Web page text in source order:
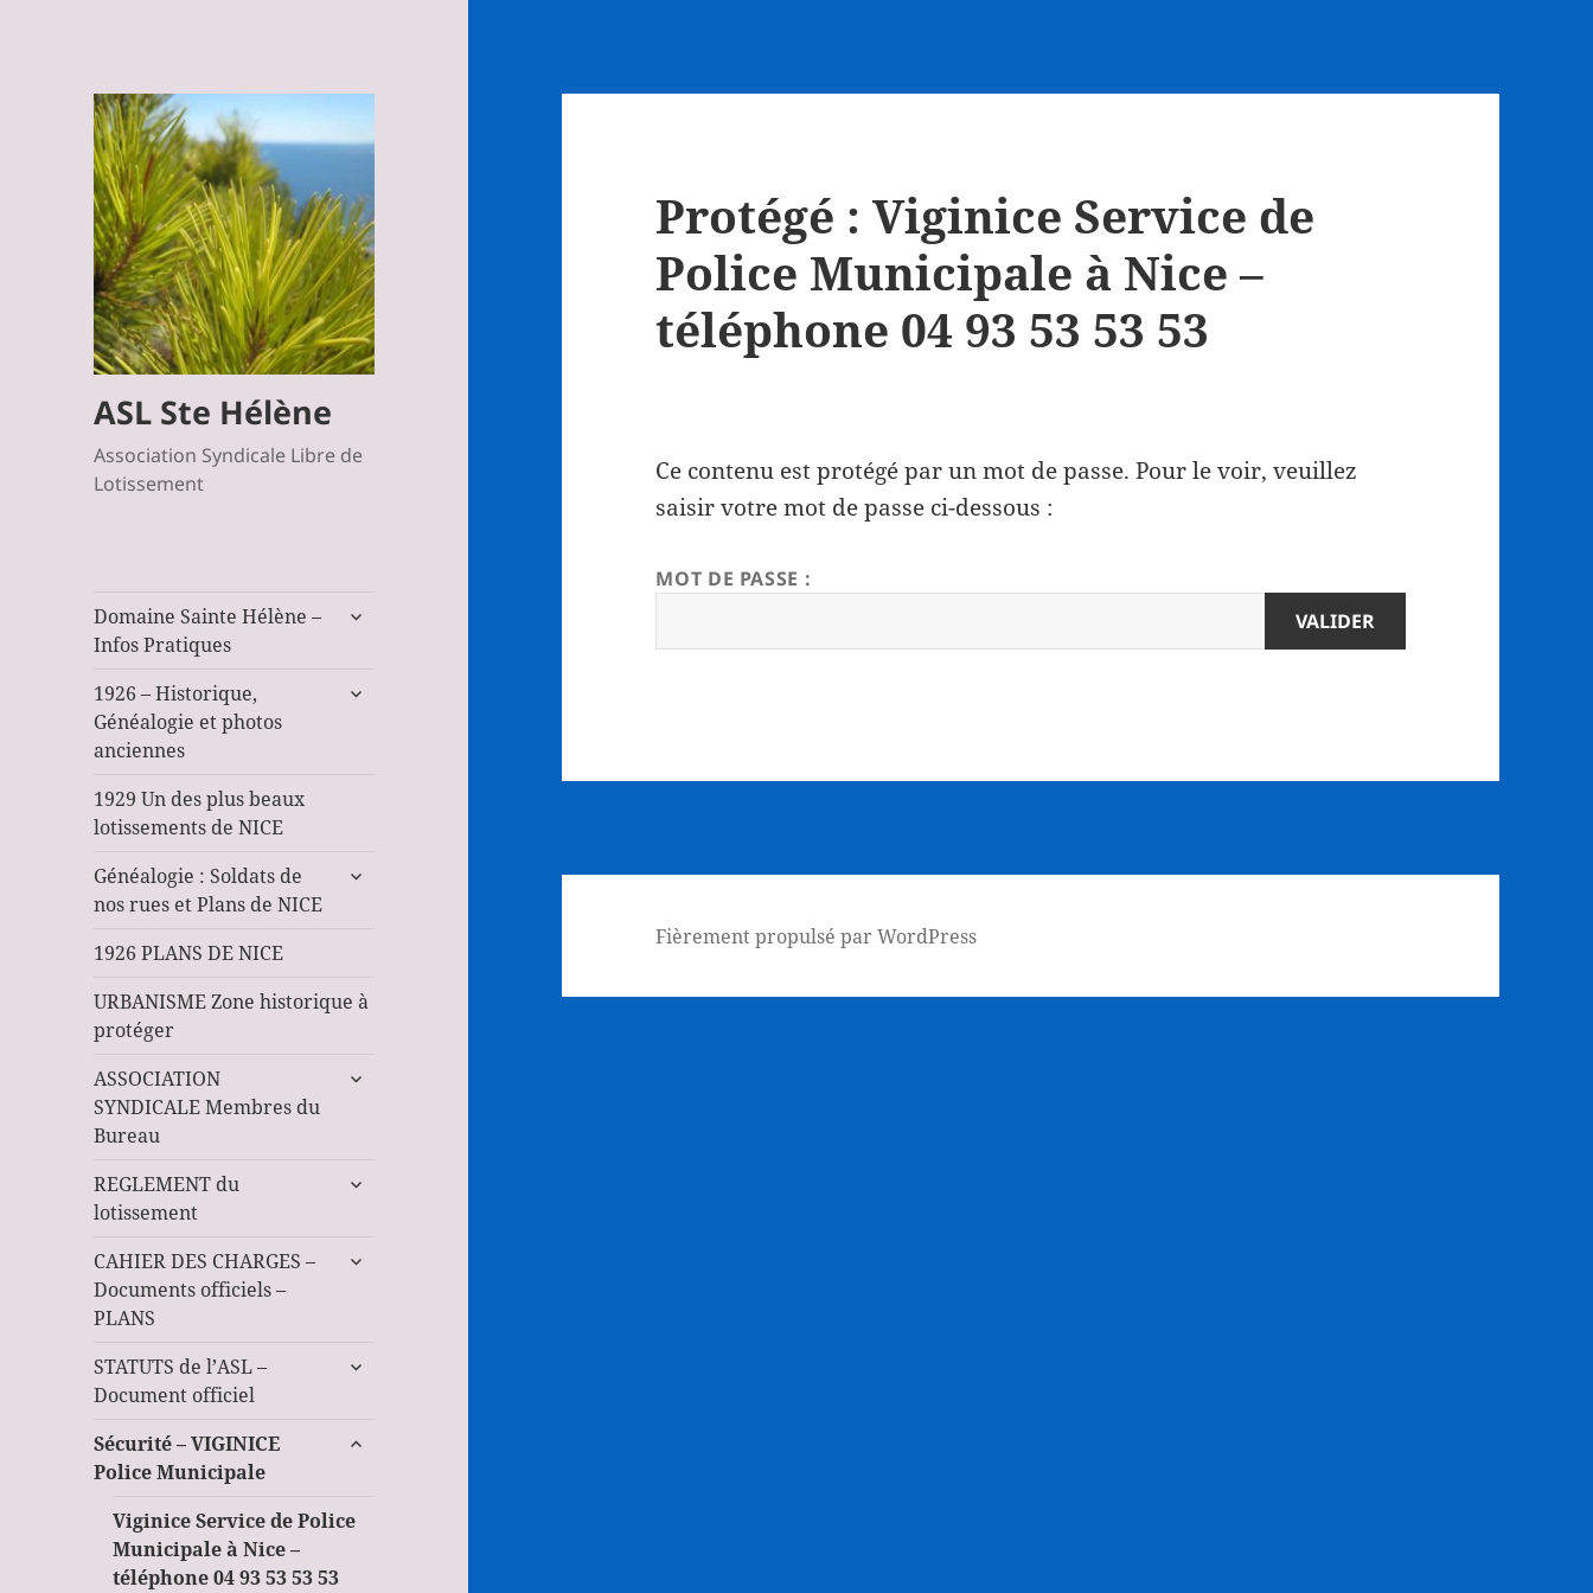
ASL Ste Hélène
Association Syndicale Libre de
Lotissement
Domaine Sainte Hélène –
Infos Pratiques
ouvrir
menu
1926 – Historique,
Généalogie et photos
anciennes
ouvrir
1929 Un des plus beaux
lotissements de NICE
Généalogie : Soldats de
nos rues et Plans de NICE
ouvrir
1926 PLANS DE NICE
URBANISME Zone historique à
protéger
ASSOCIATION
SYNDICALE Membres du
Bureau
ouvrir
REGLEMENT du
lotissement
ouvrir
menu
CAHIER DES CHARGES –
Documents officiels –
PLANS
ouvrir
STATUTS de l’ASL –
Document officiel
ouvrir
menu
Sécurité – VIGINICE
Police Municipale
ouvrir
menu
Viginice Service de Police
Municipale à Nice –
téléphone 04 93 53 53 53
Protégé : Viginice Service de
Police Municipale à Nice –
téléphone 04 93 53 53 53
Ce contenu est protégé par un mot de passe. Pour le voir, veuillez
saisir votre mot de passe ci-dessous :
MOT DE PASSE :
Fièrement propulsé par WordPress